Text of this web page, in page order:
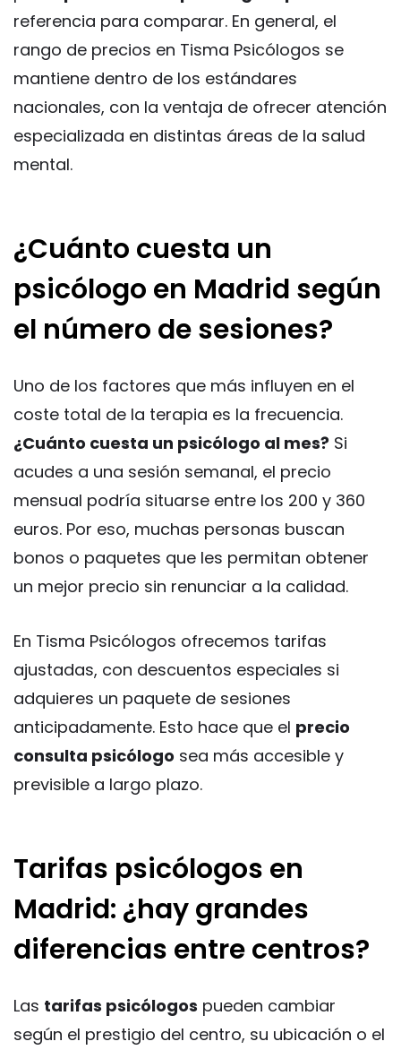
referencia para comparar. En general, el
rango de precios en Tisma Psicólogos se
mantiene dentro de los estándares
nacionales, con la ventaja de ofrecer atención
especializada en distintas áreas de la salud
mental.
¿Cuánto cuesta un
psicólogo en Madrid según
el número de sesiones?
Uno de los factores que más influyen en el
coste total de la terapia es la frecuencia.
¿Cuánto cuesta un psicólogo al mes? Si
acudes a una sesión semanal, el precio
mensual podría situarse entre los 200 y 360
euros. Por eso, muchas personas buscan
bonos o paquetes que les permitan obtener
un mejor precio sin renunciar a la calidad.
En Tisma Psicólogos ofrecemos tarifas
ajustadas, con descuentos especiales si
adquieres un paquete de sesiones
anticipadamente. Esto hace que el precio
consulta psicólogo sea más accesible y
previsible a largo plazo.
Tarifas psicólogos en
Madrid: ¿hay grandes
diferencias entre centros?
Las tarifas psicólogos pueden cambiar
según el prestigio del centro, su ubicación o el